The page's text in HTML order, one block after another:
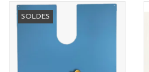
Etagères Shelves
Rectangulaire, carrées, rondes
tableau magnétique
SOLDES